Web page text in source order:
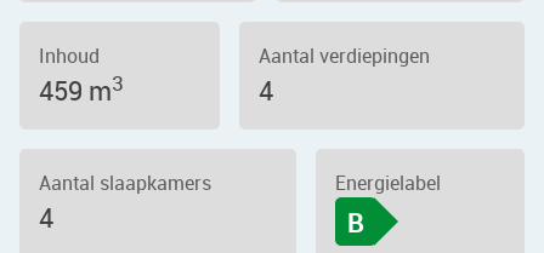
Inhoud
459 m3
Aantal verdiepingen
4
Aantal slaapkamers
4
Energielabel
B